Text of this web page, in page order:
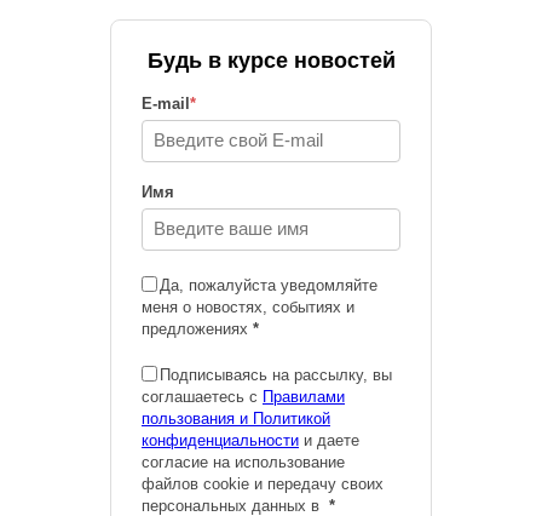
Будь в курсе новостей
E-mail *
Имя
Да, пожалуйста уведомляйте
меня о новостях, событиях и
предложениях *
Подписываясь на рассылку, вы
соглашаетесь с Правилами
пользования и Политикой
конфиденциальности и даете
согласие на использование
файлов cookie и передачу своих
персональных данных в *